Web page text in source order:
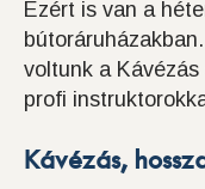
Ezért is van a
voltunk a
profi
Kávézás,